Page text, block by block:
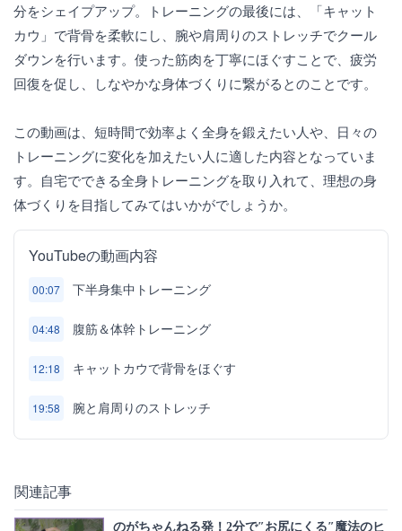
分をシェイプアップ。トレーニングの最後には、「キャット
カウ」で背骨を柔軟にし、腕や肩周りのストレッチでクール
ダウンを行います。使った筋肉を丁寧にほぐすことで、疲労
回復を促し、しなやかな身体づくりに繋がるとのことです。
この動画は、短時間で効率よく全身を鍛えたい人や、日々の
トレーニングに変化を加えたい人に適した内容となっていま
す。自宅でできる全身トレーニングを取り入れて、理想の身
体づくりを目指してみてはいかがでしょうか。
YouTubeの動画内容
00:07 下半身集中トレーニング
04:48 腹筋＆体幹トレーニング
12:18 キャットカウで背骨をほぐす
19:58 腕と肩周りのストレッチ
関連記事
のがちゃんねる発！2分で″お尻にくる″魔法のヒ